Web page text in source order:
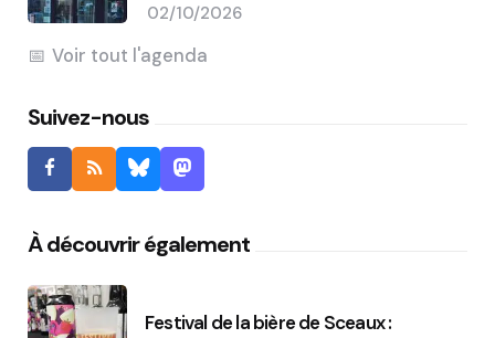
02/10/2026
Voir tout l'agenda
Suivez-nous
À découvrir également
Festival de la bière de Sceaux :